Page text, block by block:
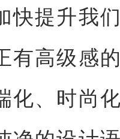
快提升我
有高级感
化、时尚